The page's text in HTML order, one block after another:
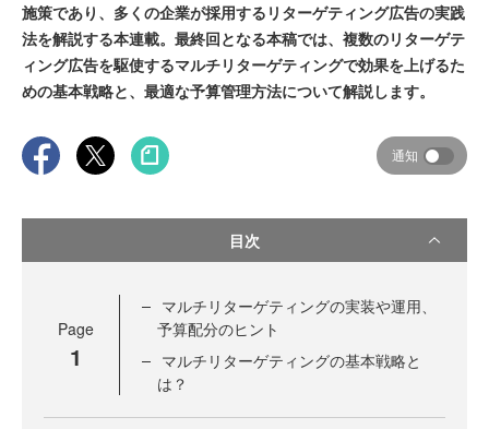
施策であり、多くの企業が採用するリターゲティング広告の実践
法を解説する本連載。最終回となる本稿では、複数のリターゲテ
ィング広告を駆使するマルチリターゲティングで効果を上げるた
めの基本戦略と、最適な予算管理方法について解説します。
通知
目次
Page
1
マルチリターゲティングの実装や運用、
予算配分のヒント
マルチリターゲティングの基本戦略と
は？